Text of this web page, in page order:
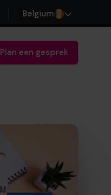
Belgium
Plan een gesprek